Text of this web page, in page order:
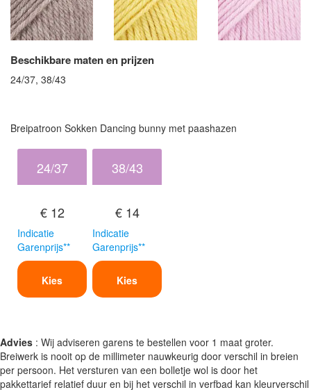
Beschikbare maten en prijzen
24/37, 38/43
Breipatroon Sokken Dancing bunny met paashazen
24/37
€ 12
Indicatie
Garenprijs**
Kies
38/43
€ 14
Indicatie
Garenprijs**
Kies
Advies : Wij adviseren garens te bestellen voor 1 maat groter.
Breiwerk is nooit op de millimeter nauwkeurig door verschil in breien
per persoon. Het versturen van een bolletje wol is door het
pakkettarief relatief duur en bij het verschil in verfbad kan kleurverschil